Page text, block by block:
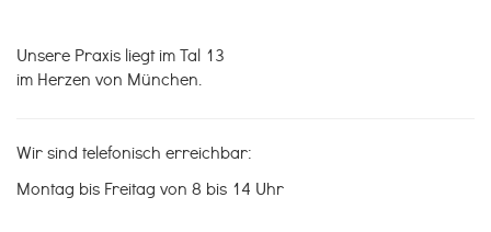
Unsere Praxis liegt im Tal 13
im Herzen von München.
Wir sind telefonisch erreichbar:
Montag bis Freitag von 8 bis 14 Uhr